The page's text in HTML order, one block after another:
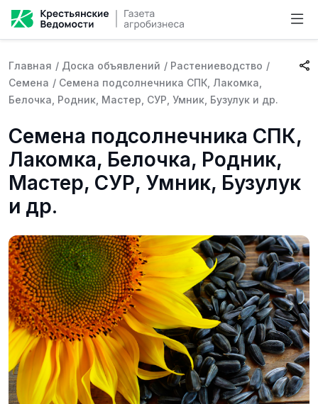
Главная / Доска объявлений / Растениеводство /
Семена / Семена подсолнечника СПК, Лакомка,
Белочка, Родник, Мастер, СУР, Умник, Бузулук и др.
Семена подсолнечника СПК,
Лакомка, Белочка, Родник,
Мастер, СУР, Умник, Бузулук
и др.